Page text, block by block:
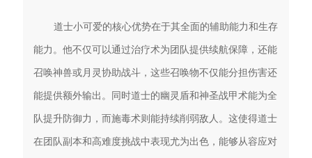
道士小可爱的核心优势在于其全面的辅助能力和生存
能力。他不仅可以通过治疗术为团队提供续航保障，还能
召唤神兽或月灵协助战斗，这些召唤物不仅能分担伤害还
能提供额外输出。同时道士的幽灵盾和神圣战甲术能为全
队提升防御力，而施毒术则能持续削弱敌人。这使得道士
在团队副本和高难度挑战中表现尤为出色，能够从容应对